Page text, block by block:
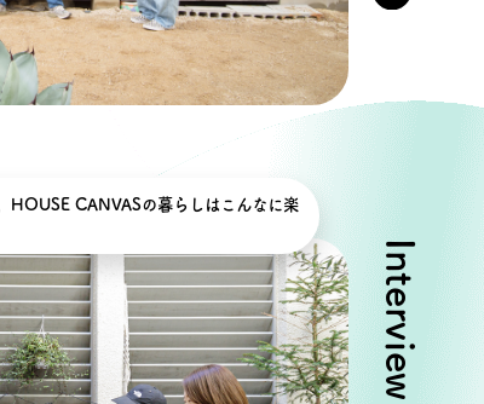
HOUSE CANVASの暮らしはこんなに楽
Interview